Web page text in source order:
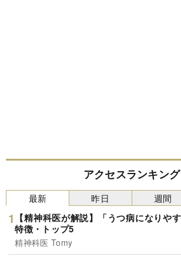
アクセスランキング
最新
【精神科医が解説】「うつ病になりや
特徴・トップ5
精神科医 Tomy
昨日 週間